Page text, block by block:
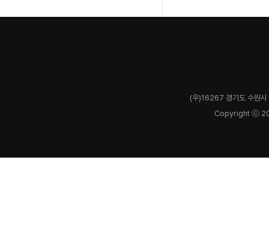
(우)16267 경기도 수원
Copyright ⓒ